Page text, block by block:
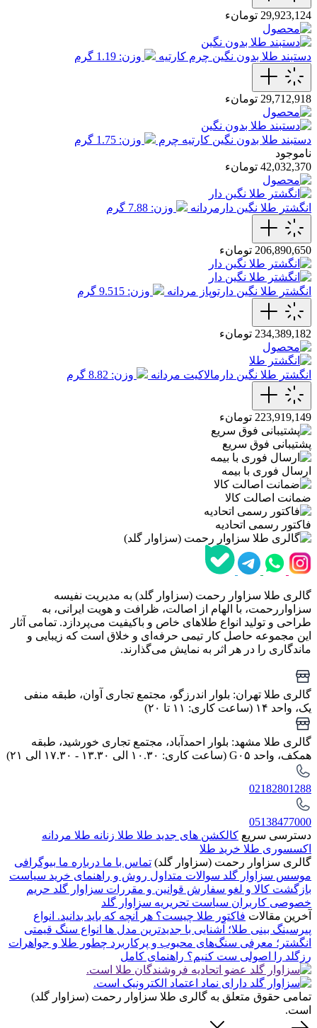
29,923,124 تومانء
دستبند طلا بدون نگین چرم کارتیه وزن: 1.19 گرم
29,712,918 تومانء
دستبند طلا بدون نگین کارتیه چرم
وزن: 1.75 گرم
ناموجود
42,032,370 تومانء
انگشتر طلا نگین دارمردانه وزن: 7.88 گرم
206,890,650 تومانء
انگشتر طلا نگین دارتوپاز مردانه وزن: 9.515 گرم
234,389,182 تومانء
انگشتر طلا نگین دارمالاکیت مردانه وزن: 8.82 گرم
223,919,149 تومانء
پشتیبانی فوق سریع
ارسال فوری با بیمه
ضمانت اصالت کالا
فاکتور رسمی اتحادیه
گالری طلا سزاوار رحمت (سزاوار گلد) به مدیریت نفیسه
سزاواررحمت، با الهام از اصالت، ظرافت و هویت ایرانی، به
طراحی و تولید انواع طلاهای خاص و باکیفیت می‌پردازد. تمامی آثار
این مجموعه حاصل کار تیمی حرفه‌ای و خلاق است که زیبایی و
ماندگاری را در هر اثر به نمایش می‌گذارند.
گالری طلا تهران: بلوار اندرزگو، مجتمع تجاری آوان، طبقه منفی
یک، واحد ۱۴ (ساعت کاری: ۱۱ تا ۲۰)
گالری طلا مشهد: بلوار احمدآباد، مجتمع تجاری خورشید، طبقه
همکف، واحد G۰۵ (ساعت کاری: ۱۰.۳۰ الی ۱۳.۳۰ - ۱۷.۳۰ الی ۲۱)
02182801288
05138477000
دسترسی سریع کالکشن های جدید طلا طلا زنانه طلا مردانه
اکسسوری طلا خرید طلا
گالری سزاوار رحمت (سزاوار گلد) تماس با ما درباره ما بیوگرافی
موسس سزاوار گلد سوالات متداول روش و راهنمای خرید سیاست
بازگشت کالا و لغو سفارش قوانین و مقررات سزاوار گلد حریم
خصوصی کاربران سیاست تحریریه سزاوار گلد
آخرین مقالات فاکتور طلا چیست؟ هر آنچه که باید بدانید. انواع
پیرسینگ بینی طلا؛ آشنایی با جدیدترین مدل ها انواع سنگ قیمتی
انگشتر؛ معرفی سنگ‌های محبوب و پرکاربرد چطور طلا و جواهرات
رزگلد را اصولی ست کنیم؟ راهنمای کامل
تمامی حقوق متعلق به گالری طلا سزاوار رحمت (سزاوار گلد)
است.